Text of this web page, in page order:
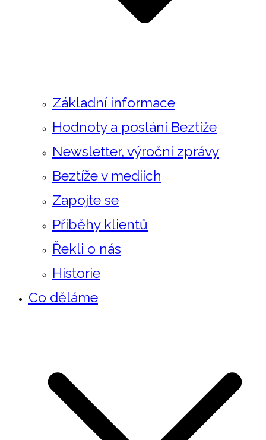
Základní informace
Hodnoty a poslání Beztíže
Newsletter, výroční zprávy
Beztíže v mediích
Zapojte se
Příběhy klientů
Řekli o nás
Historie
Co děláme